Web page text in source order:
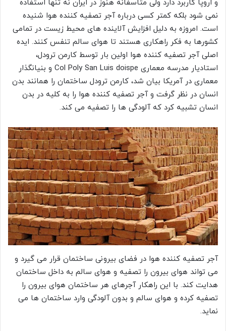
و اروپا کاربرد دارد ولی متاسفانه هنوز در ایران نه تنها استفاده
نمی شود بلکه کمتر کسی درباره آجر تصفیه کننده هوا شنیده
است. امروزه به دلیل افزایش آلاینده های محیط زیست در تمامی
کشورها به فکر راهکاری هستند تا هوای سالم تنفس کنند. ایده
اصلی آجر تصفیه کننده هوا اولین بار توسط کارمن ترودل،
استادیار مدرسه معماری Col Poly San Luis doispe و بنیانگذار
معماری در آمریکا بیان شد، کارمن ترودل ساختمان را همانند بدن
انسان در نظر گرفت و آجر تصفیه کننده هوا را به کلیه در بدن
انسان تشبیه کرد که آلودگی ها را تصفیه می کند.
آجر تصفیه کننده هوا در فضای بیرونی ساختمان قرار می گیرد و
می تواند هوای بیرون را تصفیه و هوای سالم به داخل ساختمان
هدایت کند. با این راهکار آجرهای هر ساختمان هوای بیرون را
تصفیه کرده و هوای سالم و بدون آلودگی وارد ساختمان ها می
نماید.